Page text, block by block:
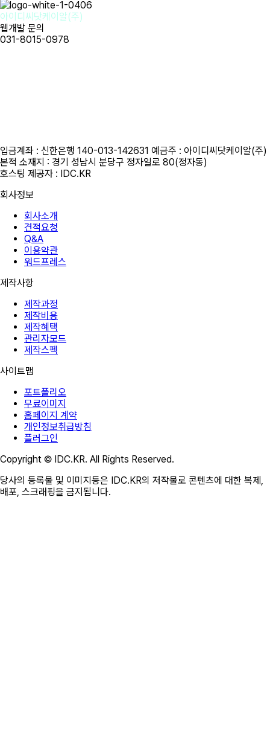
아이디씨닷케이알(주)
웹개발 문의
031-8015-0978
입금계좌 : 신한은행 140-013-142631 예금주 : 아이디씨닷케이알(주)
본적 소재지 : 경기 성남시 분당구 정자일로 80(정자동)
호스팅 제공자 : IDC.KR
회사정보
회사소개
견적요청
Q&A
이용약관
워드프레스
제작사항
제작과정
제작비용
제작혜택
관리자모드
제작스펙
사이트맵
포트폴리오
무료이미지
홈페이지 계약
개인정보취급방침
플러그인
Copyright © IDC.KR. All Rights Reserved.
당사의 등록물 및 이미지등은 IDC.KR의 저작물로 콘텐츠에 대한 복제,
배포, 스크래핑을 금지됩니다.